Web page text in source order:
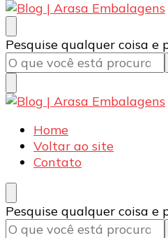
Blog | Arasa Embalagens
Confira conteúdos sobre
doces e salgados. Tudo
qualidade Arasa. Leia
Procurando
algo?
Pesquise qualquer coisa e
Blog | Arasa Embalagens
Confira conteúdos sobre
doces e salgados. Tudo
qualidade Arasa. Leia
Home
Voltar ao site
Contato
Procurando
algo?
Pesquise qualquer coisa e